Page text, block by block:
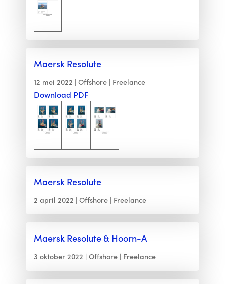
Maersk Resolute
12 mei 2022 Offshore Freelance
Download PDF
Maersk Resolute
2 april 2022 Offshore Freelance
Maersk Resolute & Hoorn-A
3 oktober 2022 Offshore Freelance